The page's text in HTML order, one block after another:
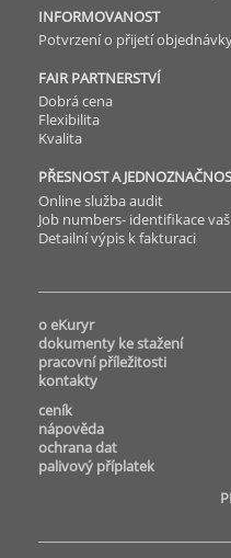
INFORMOVANOST
Potvrzení o přijetí
FAIR PARTNERSTVÍ
Dobrá cena
Flexibilita
Kvalita
PŘESNOST A
Online služba audit
Job numbers- identifikace
Detailní výpis k fakturaci
o eKuryr
dokumenty ke stažení
pracovní příležitosti
kontakty
ceník
nápověda
ochrana dat
palivový příplatek